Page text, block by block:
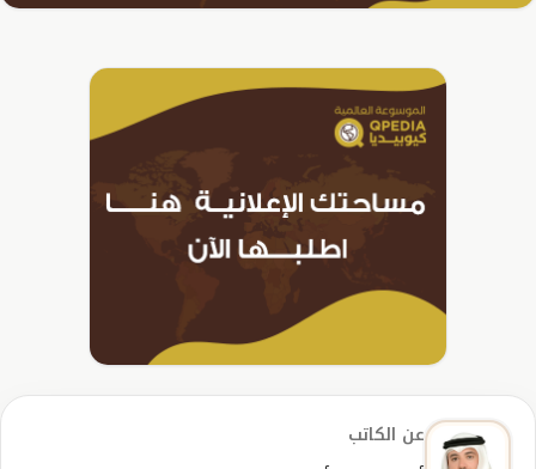
عن الكاتب